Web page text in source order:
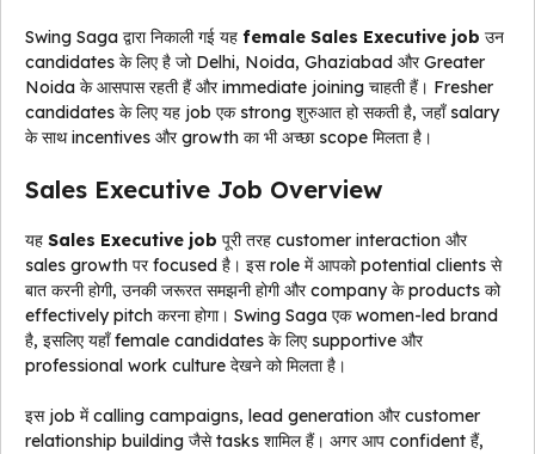
Swing Saga द्वारा निकाली गई यह female Sales Executive job उन
candidates के लिए है जो Delhi, Noida, Ghaziabad और Greater
Noida के आसपास रहती हैं और immediate joining चाहती हैं। Fresher
candidates के लिए यह job एक strong शुरुआत हो सकती है, जहाँ salary
के साथ incentives और growth का भी अच्छा scope मिलता है।
Sales Executive Job Overview
यह Sales Executive job पूरी तरह customer interaction और
sales growth पर focused है। इस role में आपको potential clients से
बात करनी होगी, उनकी जरूरत समझनी होगी और company के products को
effectively pitch करना होगा। Swing Saga एक women-led brand
है, इसलिए यहाँ female candidates के लिए supportive और
professional work culture देखने को मिलता है।
इस job में calling campaigns, lead generation और customer
relationship building जैसे tasks शामिल हैं। अगर आप confident हैं,